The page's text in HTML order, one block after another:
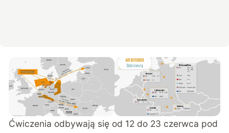
Ćwiczenia odbywają się od 12 do 23 czerwca pod